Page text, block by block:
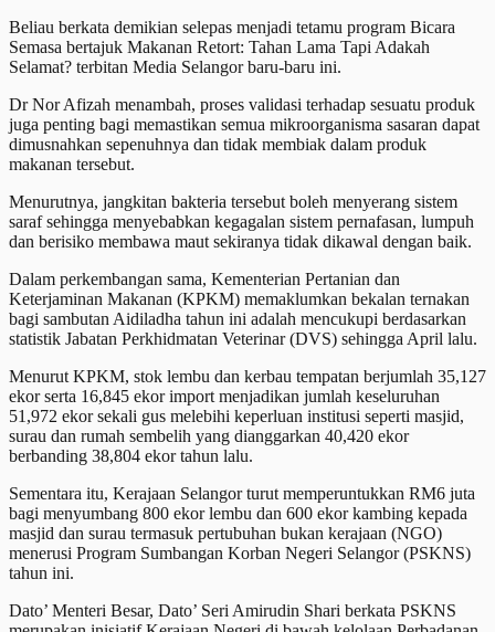
Beliau berkata demikian selepas menjadi tetamu program Bicara
Semasa bertajuk Makanan Retort: Tahan Lama Tapi Adakah
Selamat? terbitan Media Selangor baru-baru ini.
Dr Nor Afizah menambah, proses validasi terhadap sesuatu produk
juga penting bagi memastikan semua mikroorganisma sasaran dapat
dimusnahkan sepenuhnya dan tidak membiak dalam produk
makanan tersebut.
Menurutnya, jangkitan bakteria tersebut boleh menyerang sistem
saraf sehingga menyebabkan kegagalan sistem pernafasan, lumpuh
dan berisiko membawa maut sekiranya tidak dikawal dengan baik.
Dalam perkembangan sama, Kementerian Pertanian dan
Keterjaminan Makanan (KPKM) memaklumkan bekalan ternakan
bagi sambutan Aidiladha tahun ini adalah mencukupi berdasarkan
statistik Jabatan Perkhidmatan Veterinar (DVS) sehingga April lalu.
Menurut KPKM, stok lembu dan kerbau tempatan berjumlah 35,127
ekor serta 16,845 ekor import menjadikan jumlah keseluruhan
51,972 ekor sekali gus melebihi keperluan institusi seperti masjid,
surau dan rumah sembelih yang dianggarkan 40,420 ekor
berbanding 38,804 ekor tahun lalu.
Sementara itu, Kerajaan Selangor turut memperuntukkan RM6 juta
bagi menyumbang 800 ekor lembu dan 600 ekor kambing kepada
masjid dan surau termasuk pertubuhan bukan kerajaan (NGO)
menerusi Program Sumbangan Korban Negeri Selangor (PSKNS)
tahun ini.
Dato’ Menteri Besar, Dato’ Seri Amirudin Shari berkata PSKNS